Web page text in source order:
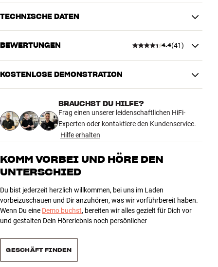
von Deiner Tonabnehmernadel entfernt.
den Staub in Schach zu halten.
TECHNISCHE DATEN
MASSE UND DESIGN
Farbe
Schwarz
Gewicht (kg)
0,4
Maße (Verpackung)
x tiefe)
ALLGEMEINE MERKMALE
Tonabnehmerbürste
BEWERTUNGEN 4.4(41)
4.4
41 anzeigen
5 26
4
3
1 0
KOSTENLOSE DEMONSTRATION
BRAUCHST DU HILFE?
Frag einen unserer leidenschaftlichen HiFi-
Experten oder kontaktiere den Kundenservice.
Hilfe erhalten
KOMM VORBEI UND HÖRE DEN
UNTERSCHIED
Du bist jederzeit herzlich willkommen, bei uns im Laden
vorbeizuschauen und Dir anzuhören, was wir vorführbereit haben.
Wenn Du eine Demo buchst, bereiten wir alles gezielt für Dich vor
und gestalten Dein Hörerlebnis noch persönlicher
GESCHÄFT FINDEN